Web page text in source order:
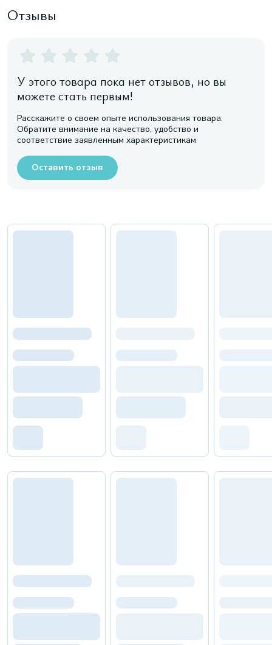
Отзывы
У этого товара пока нет отзывов, но вы
можете стать первым!
Расскажите о своем опыте использования товара.
Обратите внимание на качество, удобство и
соответствие заявленным характеристикам
Оставить отзыв